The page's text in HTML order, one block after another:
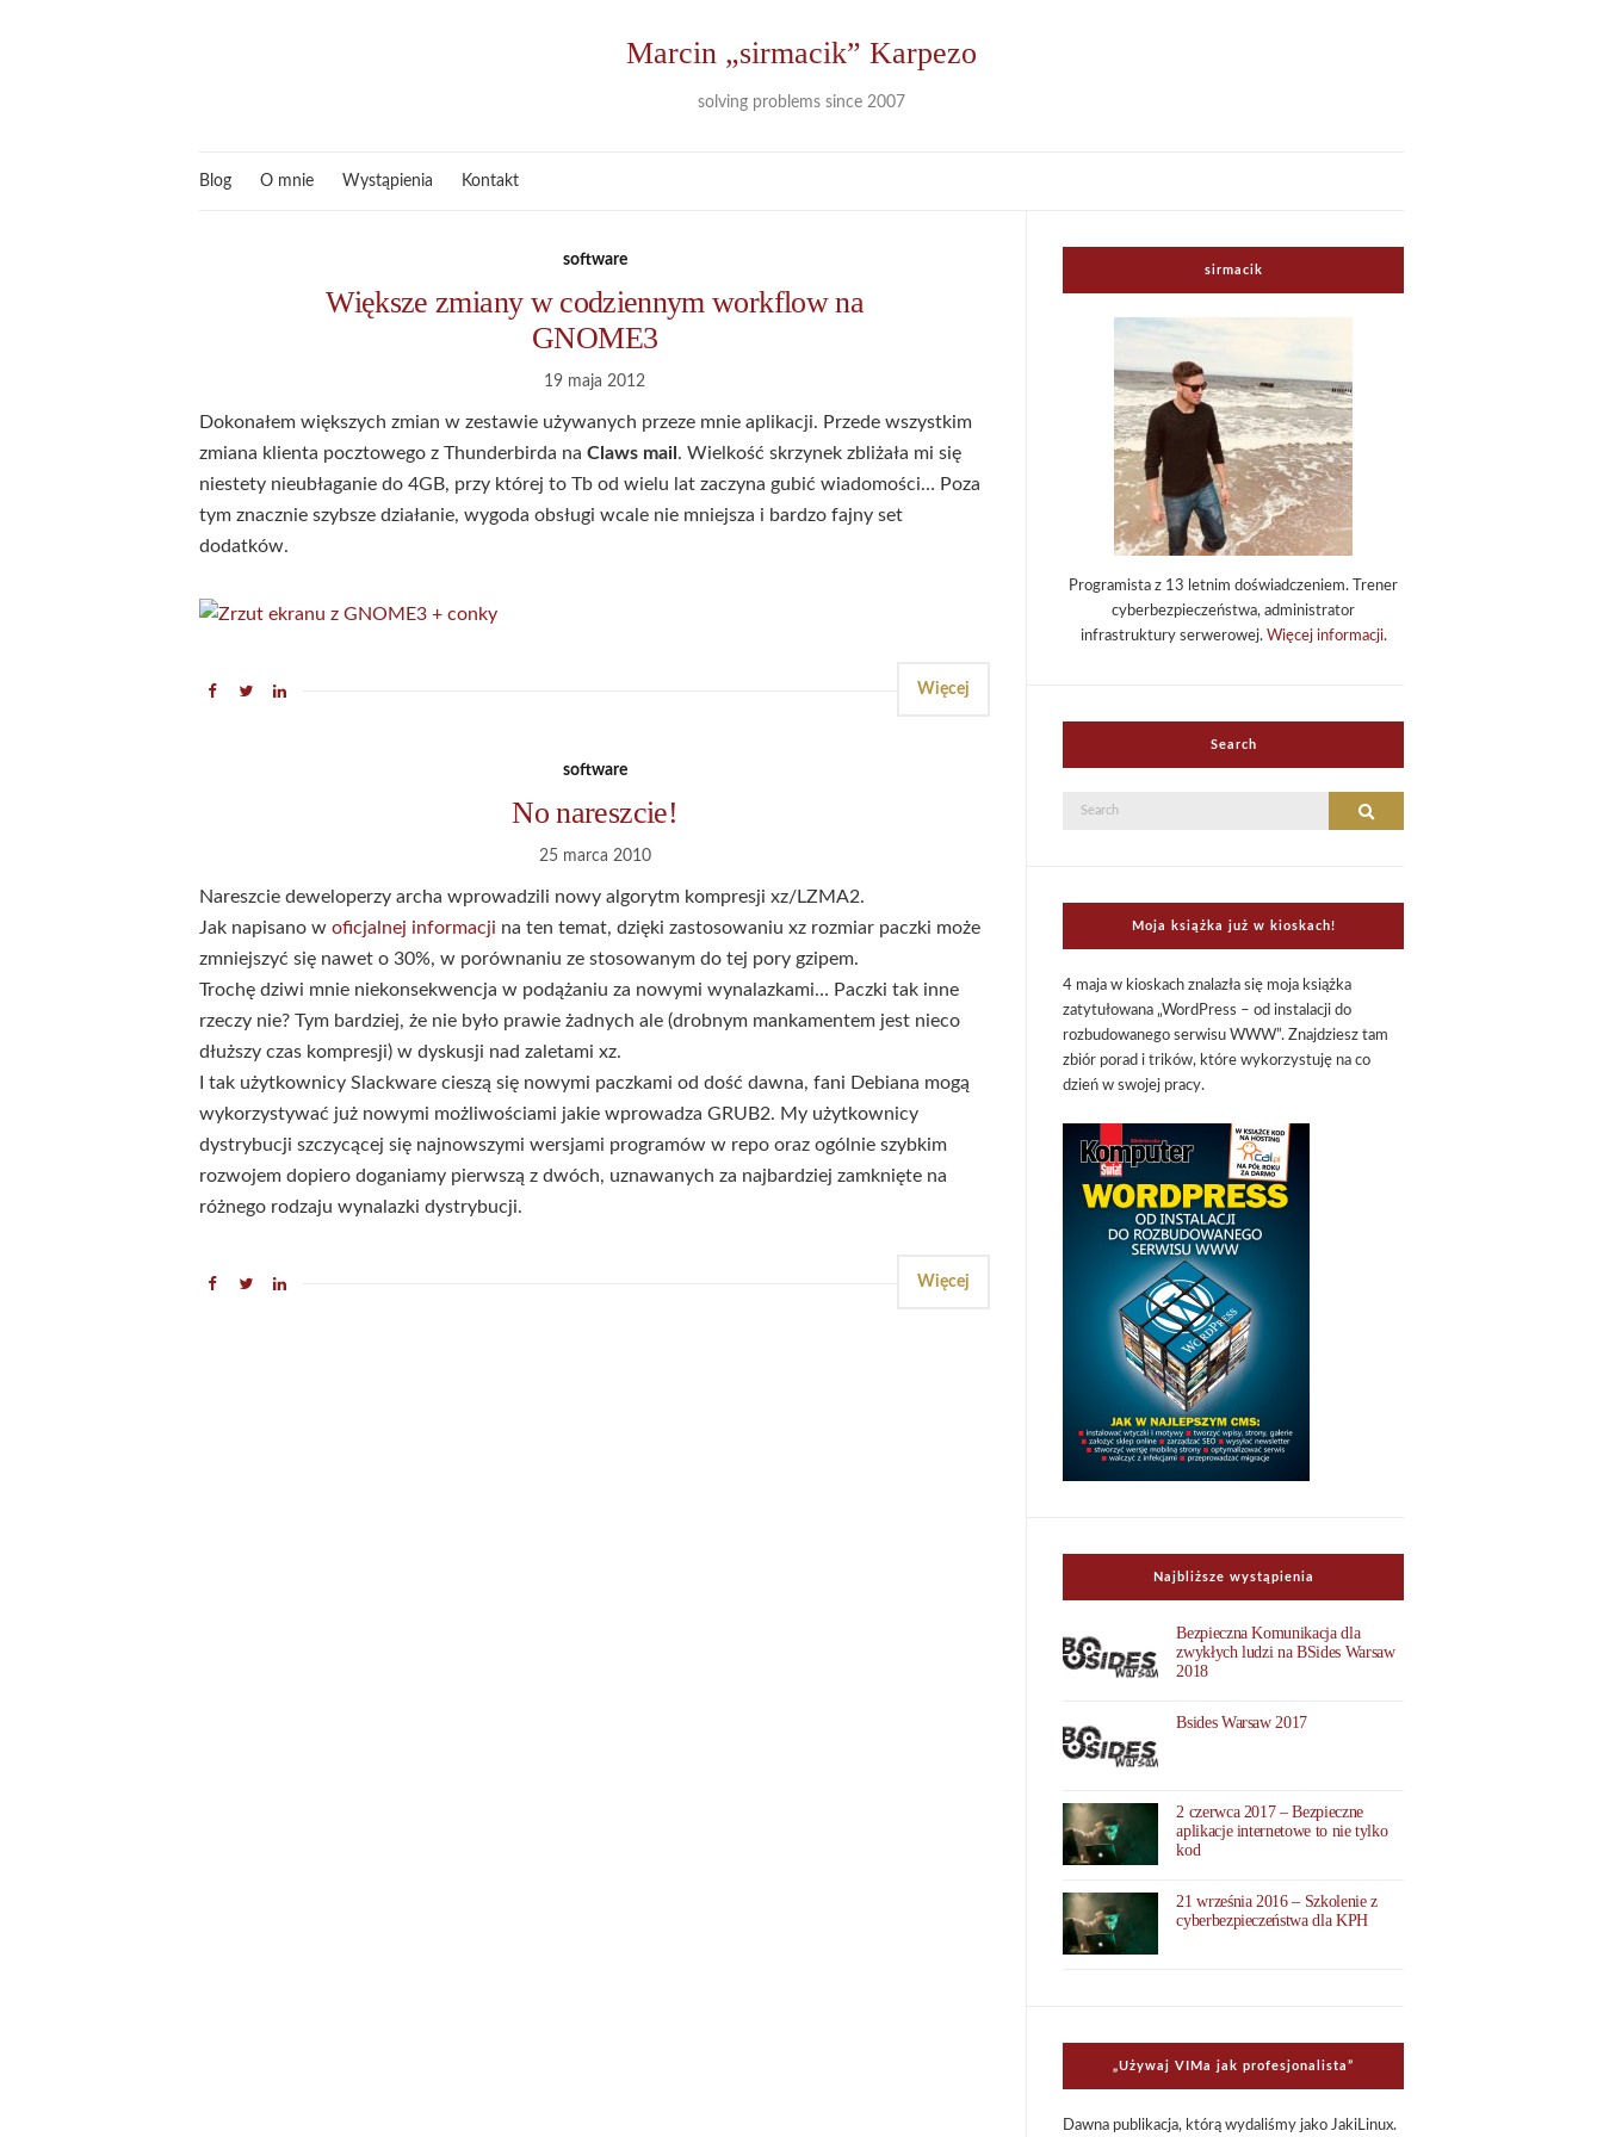
Marcin „sirmacik” Karpezo
solving problems since 2007
Blog O mnie Wystąpienia Kontakt
software
Większe zmiany w codziennym workflow na
GNOME3
19 maja 2012
Dokonałem większych zmian w zestawie używanych przeze mnie aplikacji. Przede wszystkim
zmiana klienta pocztowego z Thunderbirda na Claws mail . Wielkość skrzynek zbliżała mi się
niestety nieubłaganie do 4GB, przy której to Tb od wielu lat zaczyna gubić wiadomości… Poza
tym znacznie szybsze działanie, wygoda obsługi wcale nie mniejsza i bardzo fajny set
dodatków.
Więcej
software
No nareszcie!
25 marca 2010
Nareszcie deweloperzy archa wprowadzili nowy algorytm kompresji xz/LZMA2.
Jak napisano w oficjalnej informacji na ten temat, dzięki zastosowaniu xz rozmiar paczki może
zmniejszyć się nawet o 30%, w porównaniu ze stosowanym do tej pory gzipem.
Trochę dziwi mnie niekonsekwencja w podążaniu za nowymi wynalazkami… Paczki tak inne
rzeczy nie? Tym bardziej, że nie było prawie żadnych ale (drobnym mankamentem jest nieco
dłuższy czas kompresji) w dyskusji nad zaletami xz.
I tak użytkownicy Slackware cieszą się nowymi paczkami od dość dawna, fani Debiana mogą
wykorzystywać już nowymi możliwościami jakie wprowadza GRUB2. My użytkownicy
dystrybucji szczycącej się najnowszymi wersjami programów w repo oraz ogólnie szybkim
rozwojem dopiero doganiamy pierwszą z dwóch, uznawanych za najbardziej zamknięte na
różnego rodzaju wynalazki dystrybucji.
Więcej
sirmacik
Programista z 13 letnim doświadczeniem. Trener
cyberbezpieczeństwa, administrator
infrastruktury serwerowej. Więcej informacji.
Search
Search
Search
Moja książka już w kioskach!
4 maja w kioskach znalazła się moja książka
zatytułowana „WordPress – od instalacji do
rozbudowanego serwisu WWW”. Znajdziesz tam
zbiór porad i trików, które wykorzystuję na co
dzień w swojej pracy.
Najbliższe wystąpienia
Bezpieczna Komunikacja dla
zwykłych ludzi na BSides Warsaw
2018
Bsides Warsaw 2017
2 czerwca 2017 – Bezpieczne
aplikacje internetowe to nie tylko
kod
21 września 2016 – Szkolenie z
cyberbezpieczeństwa dla KPH
„Uży­waj VIMa jak pro­fe­sjo­na­li­sta”
Dawna publi­ka­cja, którą wyda­li­śmy jako Jaki­Li­nux.